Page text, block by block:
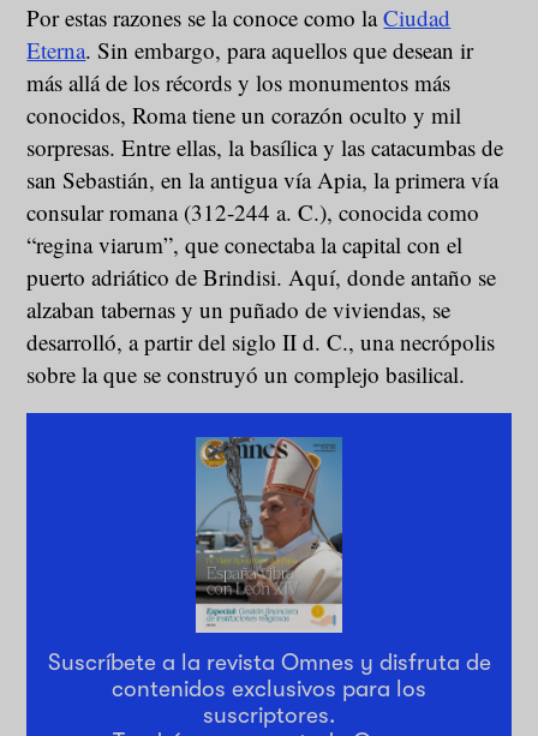
Por estas razones se la conoce como laCiudad
Eterna. Sin embargo, para aquellos que desean ir
más allá de los récords y los monumentos más
conocidos, Roma tiene un corazón oculto y mil
sorpresas. Entre ellas, la basílica y las catacumbas de
san Sebastián, en la antigua vía Apia, la primera vía
consular romana (312-244 a. C.), conocida como
“regina viarum”, que conectaba la capital con el
puerto adriático de Brindisi. Aquí, donde antaño se
alzaban tabernas y un puñado de viviendas, se
desarrolló, a partir del siglo II d. C., una necrópolis
sobre la que se construyó un complejo basilical.
Suscríbete a la revista Omnes y disfruta de
contenidos exclusivos para los
suscriptores.